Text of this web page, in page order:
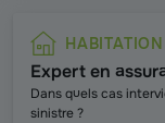
HABITATION
Expert en
Dans quels cas
sinistre ?